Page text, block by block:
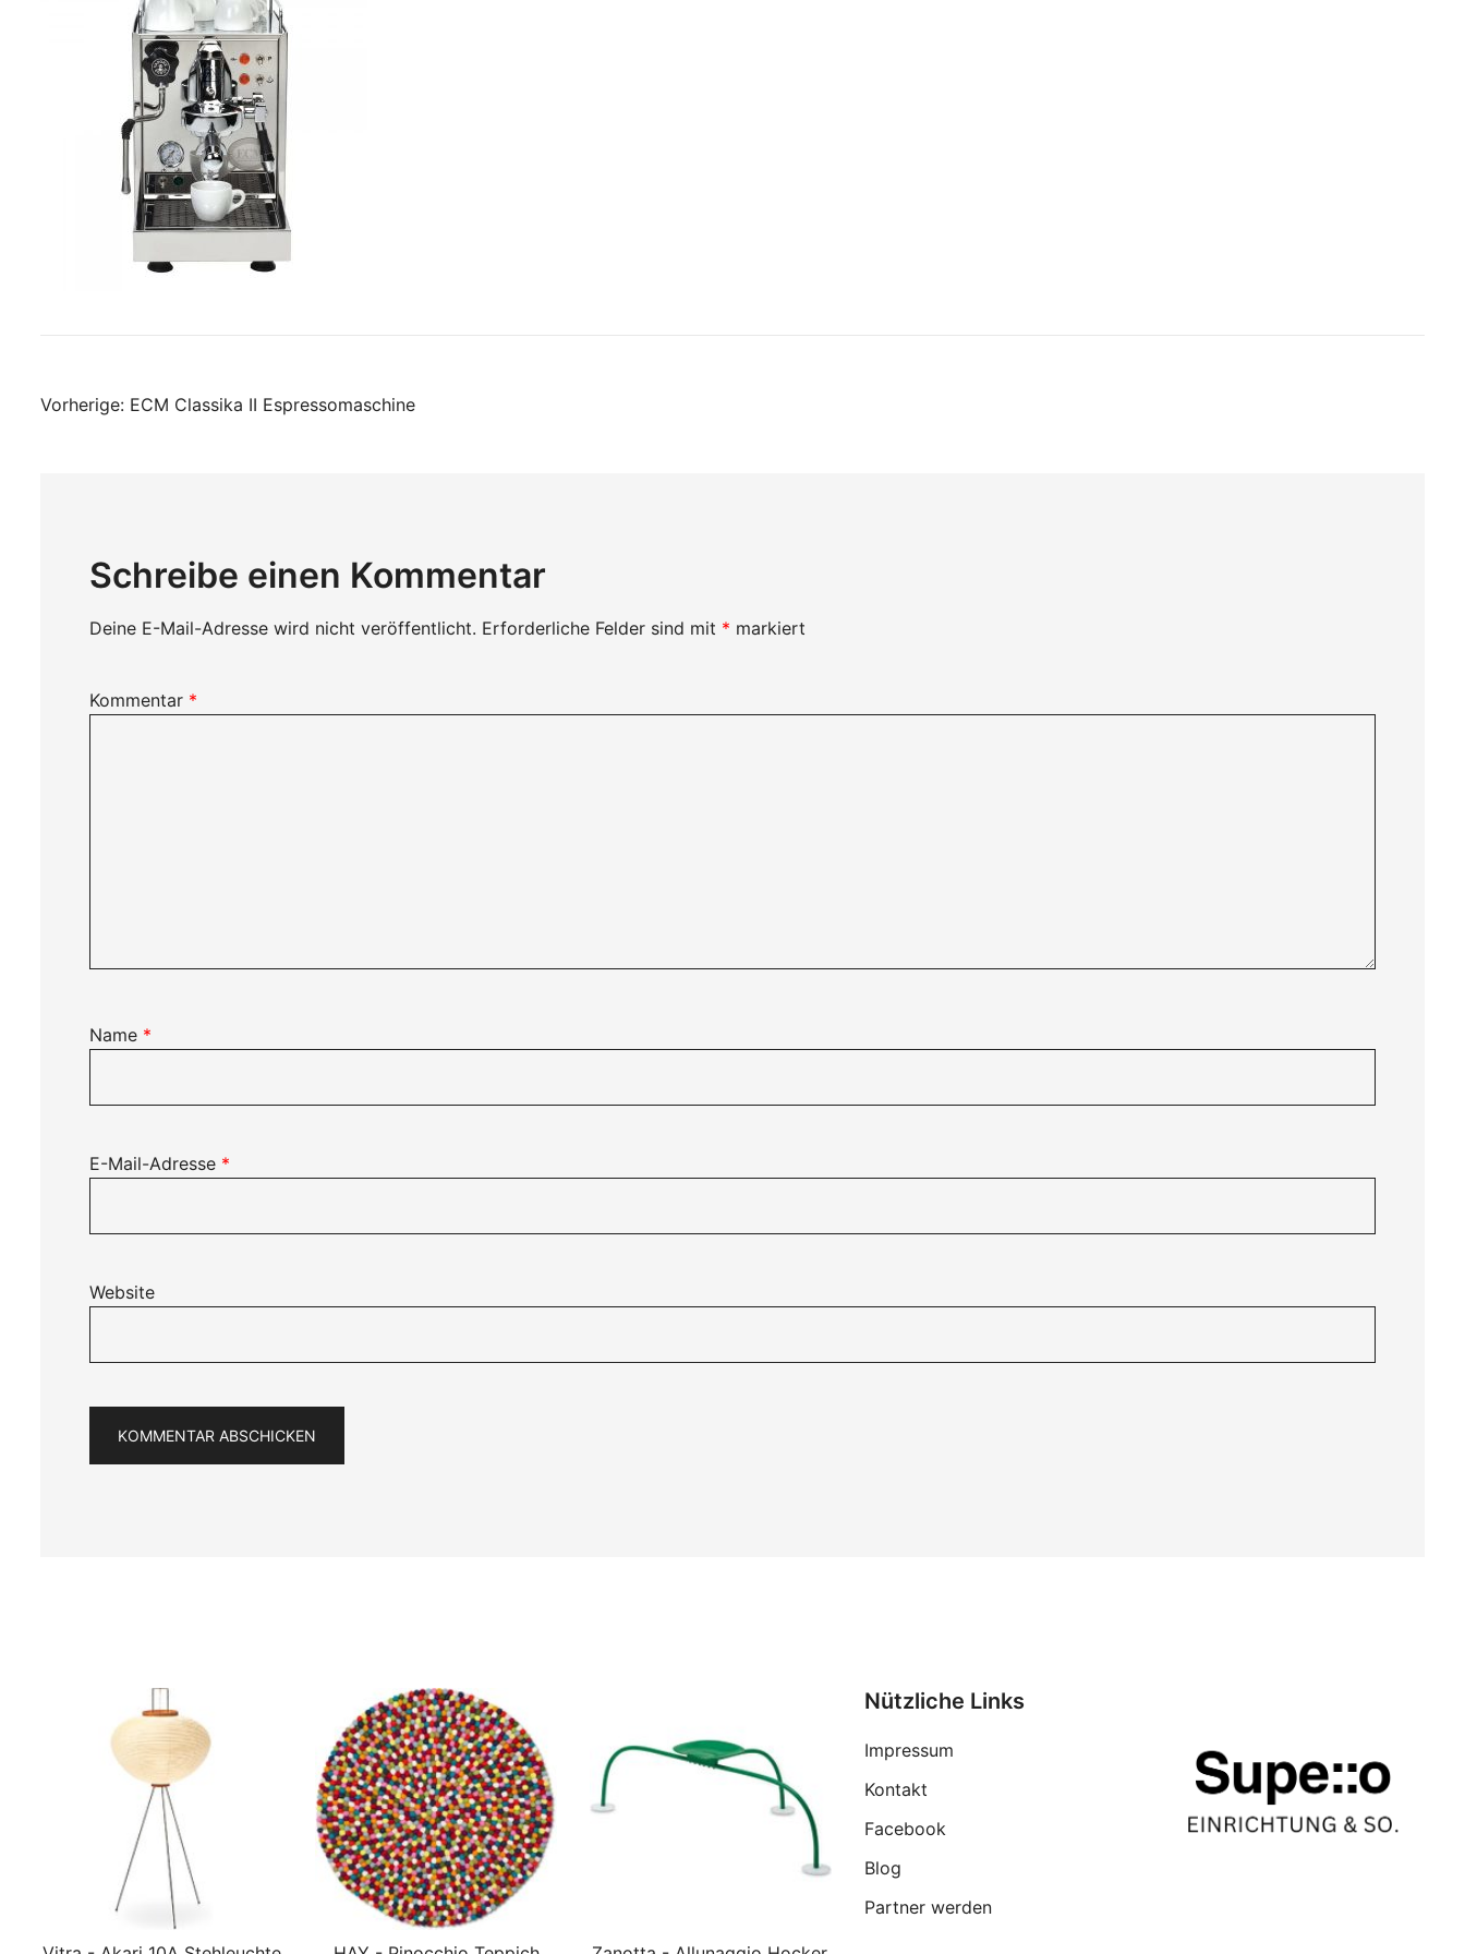
Beitragsnavigation
Vorherige: ECM Classika II Espressomaschine
Schreibe einen Kommentar
Deine E-Mail-Adresse wird nicht veröffentlicht. Erforderliche Felder sind mit * markiert
Kommentar *
Name *
E-Mail-Adresse *
Website
Nützliche Links
Impressum
Kontakt
Facebook
Blog
Partner werden